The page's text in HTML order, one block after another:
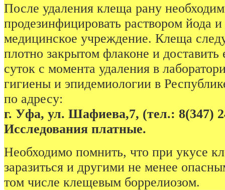
После удаления клеща рану
продезинфицировать раствором йода и
медицинское учреждение. Клеща
плотно закрытом флаконе и доставить
суток с момента удаления в
гигиены и эпидемиологии в
по адресу:
г. Уфа, ул. Шафиева,7, (тел.: 8(347)
Исследования платные.
Необходимо помнить, что при укусе
заразиться и другими не менее
том числе клещевым боррелиозом.